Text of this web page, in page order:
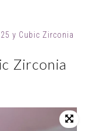
y Cubic Zirconia
Zirconia